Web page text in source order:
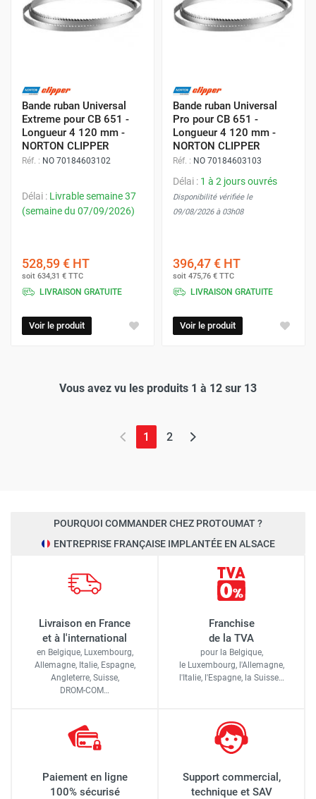
Bande ruban Universal
Extreme pour CB 651 -
Longueur 4 120 mm -
NORTON CLIPPER
Réf. : NO 70184603102
Délai : Livrable semaine 37
(semaine du 07/09/2026)
528,59 € HT
soit 634,31 € TTC
LIVRAISON GRATUITE
Voir le produit
Bande ruban Universal
Pro pour CB 651 -
Longueur 4 120 mm -
NORTON CLIPPER
Réf. : NO 70184603103
Délai : 1 à 2 jours ouvrés
Disponibilité vérifiée le
09/08/2026 à 03h08
396,47 € HT
soit 475,76 € TTC
LIVRAISON GRATUITE
Voir le produit
Vous avez vu les produits 1 à 12 sur 13
1 (page actuelle)
2
POURQUOI COMMANDER CHEZ PROTOUMAT ?
ENTREPRISE FRANÇAISE IMPLANTÉE EN ALSACE
Livraison en France
et à l'international
en Belgique, Luxembourg,
Allemagne, Italie, Espagne,
Angleterre, Suisse,
DROM-COM…
Franchise
de la TVA
pour la Belgique,
le Luxembourg, l'Allemagne,
l'Italie, l'Espagne, la Suisse…
Paiement en ligne
100% sécurisé
Support commercial,
technique et SAV